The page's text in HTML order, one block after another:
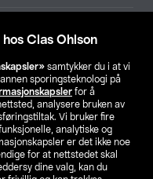
Clas Ohlson
samtykker du i at vi
sporingsteknologi på
for å
analysere bruken av
Vi bruker fire
analytiske og
er det ikke noe
for at nettstedet skal
dine valg, kan du